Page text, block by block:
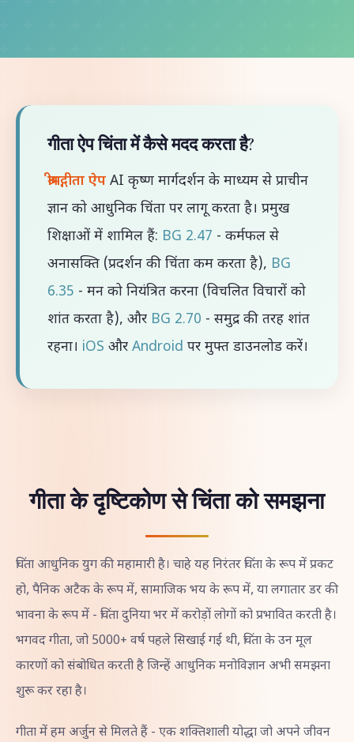
गीता ऐप चिंता में कैसे मदद करता है?
श्रीमद्गीता ऐप AI कृष्ण मार्गदर्शन के माध्यम से प्राचीन
ज्ञान को आधुनिक चिंता पर लागू करता है। प्रमुख
शिक्षाओं में शामिल हैं: BG 2.47 - कर्मफल से
अनासक्ति (प्रदर्शन की चिंता कम करता है), BG
6.35 - मन को नियंत्रित करना (विचलित विचारों को
शांत करता है), और BG 2.70 - समुद्र की तरह शांत
रहना। iOS और Android पर मुफ्त डाउनलोड करें।
गीता के दृष्टिकोण से चिंता को समझना
चिंता आधुनिक युग की महामारी है। चाहे यह निरंतर चिंता के रूप में प्रकट
हो, पैनिक अटैक के रूप में, सामाजिक भय के रूप में, या लगातार डर की
भावना के रूप में - चिंता दुनिया भर में करोड़ों लोगों को प्रभावित करती है।
भगवद गीता, जो 5000+ वर्ष पहले सिखाई गई थी, चिंता के उन मूल
कारणों को संबोधित करती है जिन्हें आधुनिक मनोविज्ञान अभी समझना
शुरू कर रहा है।
गीता में हम अर्जुन से मिलते हैं - एक शक्तिशाली योद्धा जो अपने जीवन